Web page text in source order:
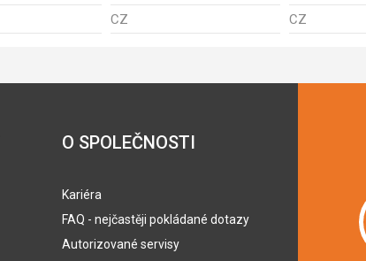
CZ CZ
O SPOLEČNOSTI
Kariéra
FAQ - nejčastěji pokládané dotazy
Autorizované servisy